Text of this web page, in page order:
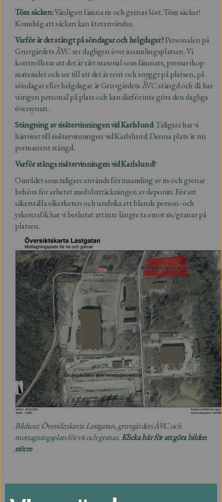
Töm säcken:Vänligen lämna ris och grenar löst. Töm säckar!
Komihåg att säcken kan återanvändas.
Varför är det stängt på söndagar och helgdagar?Personalen på
Gruvgärdets ÅVC ser dagligen över insamlingsplatsen. Vi
kontrollerar att det är rätt material som lämnats, pressar ihop
materialet och ser till att det är rent och snyggt på platsen, på
söndagar eller helgdagar är Gruvgärdets ÅVC stängd och då har
vi ingen personal på plats och kan därför inte göra den dagliga
översynen.
Stängning av risåtervinningen vid Karlslund: Tidigare har vi
hänvisat till risåtervinningen vid Karlslund. Denna plats är nu
permanent stängd.
Varför stängs risåtervinningen vid Karlslund?
Området som tidigare används för insamling av ris och grenar
behövs för arbetet med sluttäckningen av deponin. För att
säkerställa säkerheten och undvika att blanda person- och
yrkestrafik har vi beslutat att inte längre ta emot ris/granar på
platsen.
Bildtext:Översiktskarta Lastgatan, gruvgärdets ÅVC och
mottagningsplats för ris och grenar.Klicka här för att göra bilden
större
Avfall och Återvinning